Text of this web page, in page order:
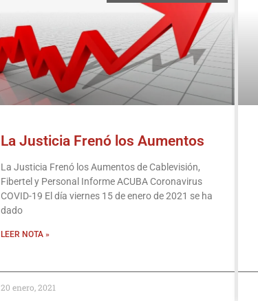
La Justicia Frenó los Aumentos
La Justicia Frenó los Aumentos de Cablevisión,
Fibertel y Personal Informe ACUBA Coronavirus
COVID-19 El día viernes 15 de enero de 2021 se ha
dado
LEER NOTA »
20 enero, 2021